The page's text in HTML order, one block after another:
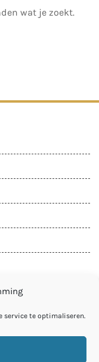
service te optimaliseren.
wat je zoekt.